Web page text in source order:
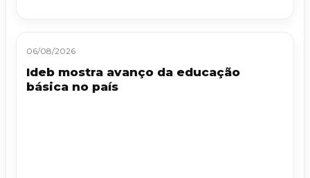
06/08/2026
Ideb mostra avanço da educação
básica no país